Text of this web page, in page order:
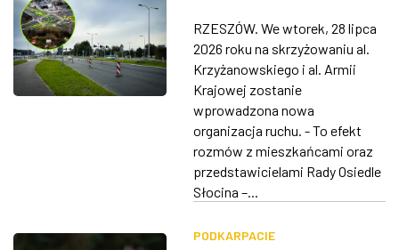
ZDJĘCIA
W RZESZOWIE
al. Armii Krajowej
RZESZÓW. We wtorek, 28 lipca
2026 roku na skrzyżowaniu al.
Krzyżanowskiego i al. Armii
Krajowej zostanie
wprowadzona nowa
organizacja ruchu. - To efekt
rozmów z mieszkańcami oraz
przedstawicielami Rady Osiedle
Słocina –...
PODKARPACIE